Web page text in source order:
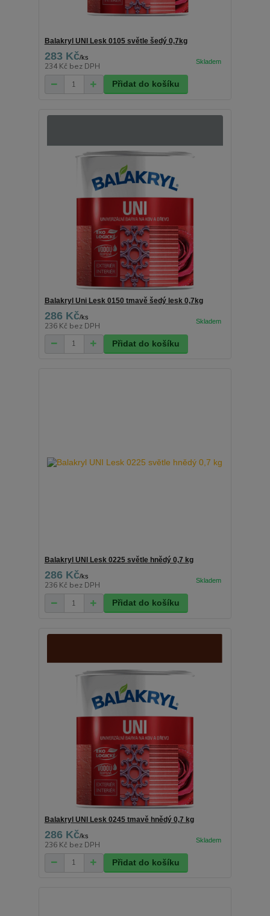
Balakryl UNI Lesk 0105 světle šedý 0,7kg
283 Kč/ks
234 Kč bez DPH
Přidat do košíku
Balakryl Uni Lesk 0150 tmavě šedý lesk 0,7kg
286 Kč/ks
236 Kč bez DPH
Přidat do košíku
Balakryl UNI Lesk 0225 světle hnědý 0,7 kg
286 Kč/ks
236 Kč bez DPH
Přidat do košíku
Balakryl UNI Lesk 0245 tmavě hnědý 0,7 kg
286 Kč/ks
236 Kč bez DPH
Přidat do košíku